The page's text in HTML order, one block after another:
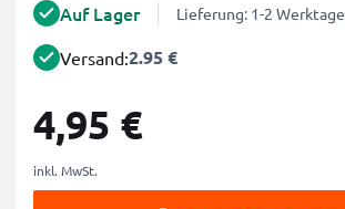
Auf Lager Lieferung: 1-2 Werktage
Versand:2.95 €
4,95 €
inkl. MwSt.